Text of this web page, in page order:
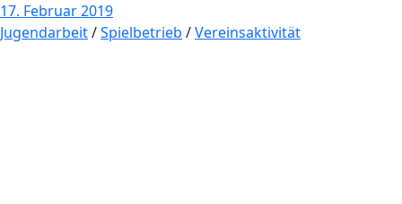
17. Februar 2019
Jugendarbeit/Spielbetrieb /Vereinsaktivität